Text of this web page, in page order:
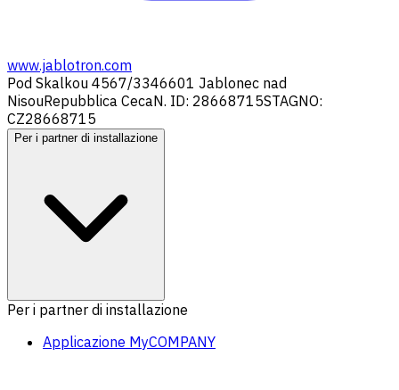
www.jablotron.com
Pod Skalkou 4567/3346601 Jablonec nad
NisouRepubblica CecaN. ID: 28668715STAGNO:
CZ28668715
Per i partner di installazione
Per i partner di installazione
Applicazione MyCOMPANY